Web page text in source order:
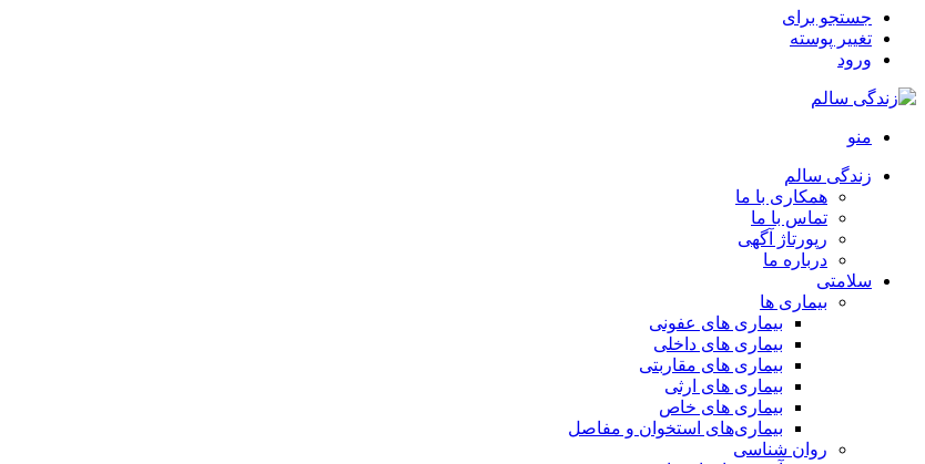
جستجو برای
تغییر پوسته
ورود
منو
زندگی سالم
همکاری با ما
تماس با ما
رپورتاژ آگهی
درباره ما
سلامتی
بیماری ها
بیماری های عفونی
بیماری های داخلی
بیماری های مقاربتی
بیماری های ارثی
بیماری های خاص
بیماری‌های استخوان و مفاصل
روان شناسی